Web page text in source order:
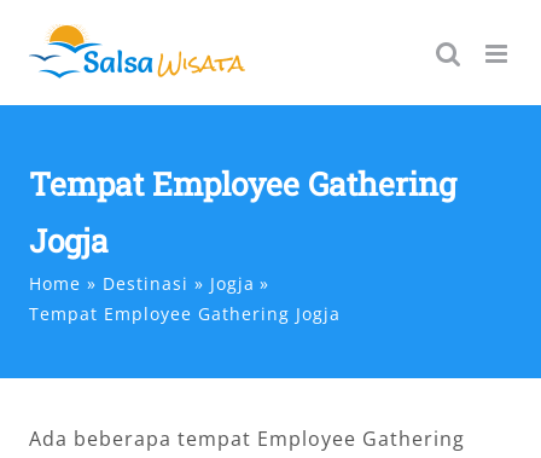
content
Tempat Employee Gathering
Jogja
Home Destinasi
Jogja
Tempat Employee Gathering Jogja
Ada beberapa tempat Employee Gathering